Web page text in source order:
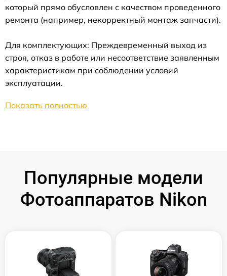
который прямо обусловлен с качеством проведенного
ремонта (например, некорректный монтаж запчасти).
Для комплектующих: Преждевременный выход из
строя, отказ в работе или несоответствие заявленным
характеристикам при соблюдении условий
эксплуатации.
Показать полностью
Популярные модели
Фотоаппаратов Nikon